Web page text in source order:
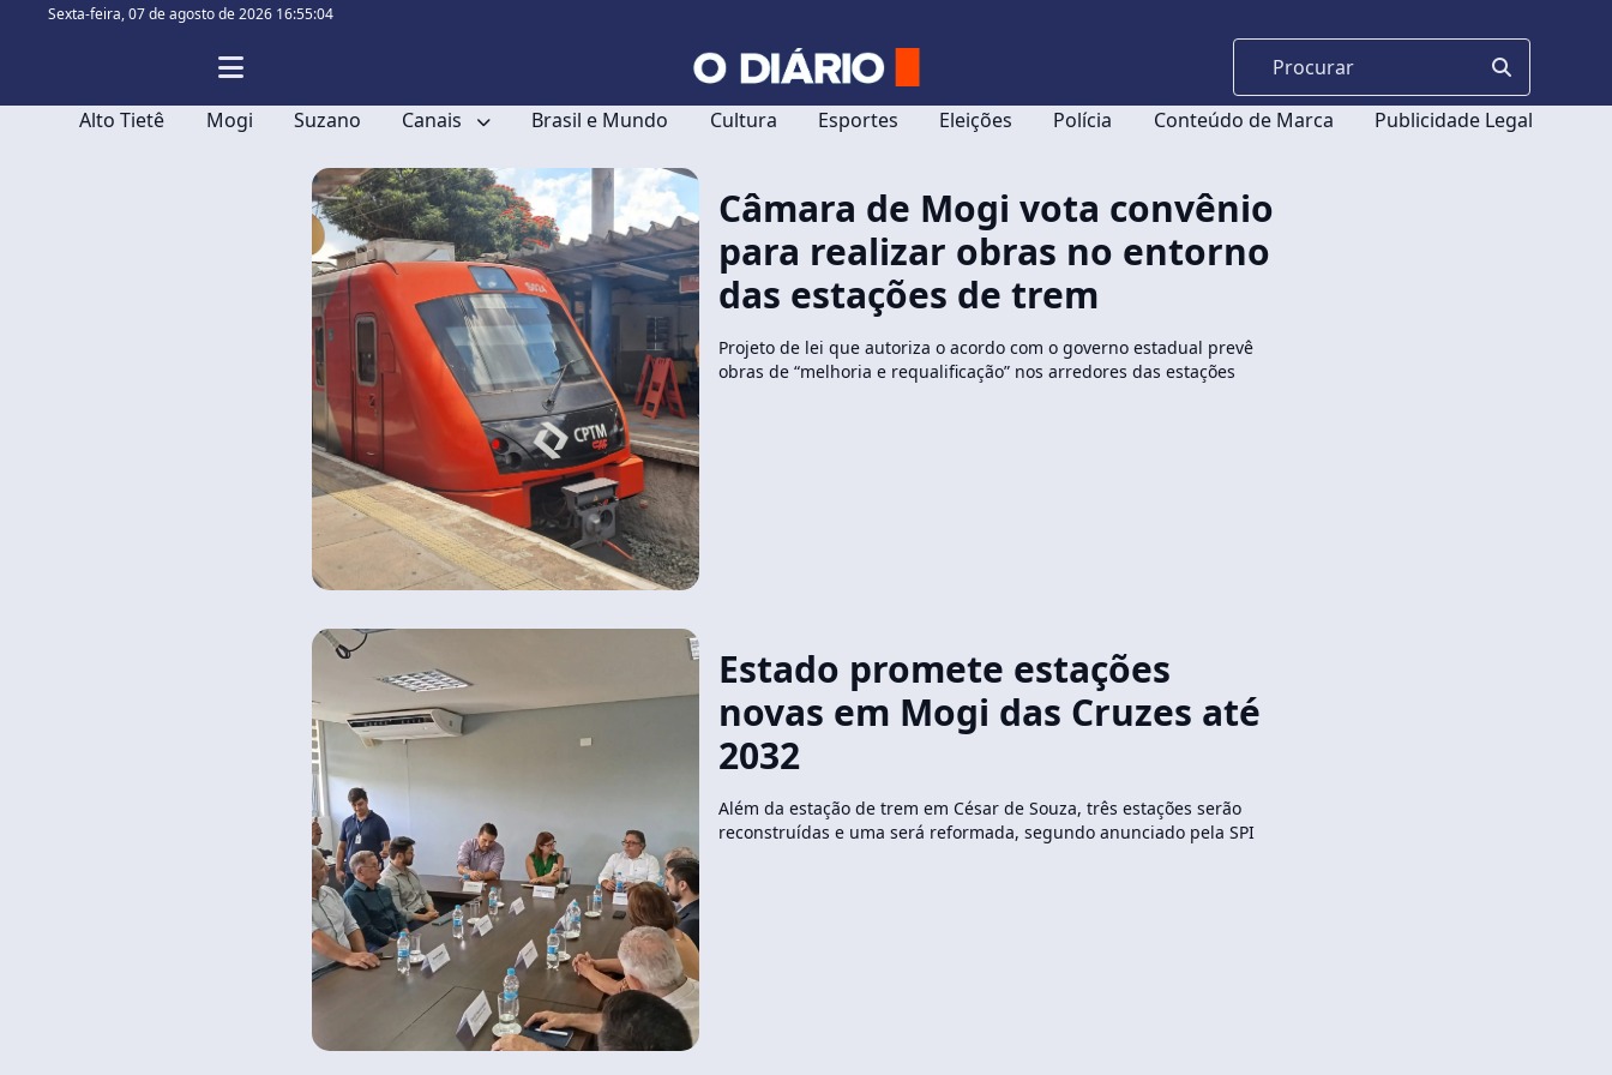
Sexta-feira,07 de agosto de 2026 16:55:04
Alto Tietê Mogi Suzano Canais Brasil e Mundo Cultura Esportes Eleições Polícia Conteúdo de Marca Publicidade Legal
Câmara de Mogi vota convênio
para realizar obras no entorno
das estações de trem
Projeto de lei que autoriza o acordo com o governo estadual prevê
obras de “melhoria e requalificação” nos arredores das estações
Estado promete estações
novas em Mogi das Cruzes até
2032
Além da estação de trem em César de Souza, três estações serão
reconstruídas e uma será reformada, segundo anunciado pela SPI